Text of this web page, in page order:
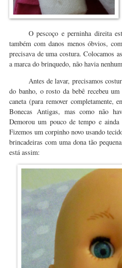
O pescoço e perninha direita
também com danos menos óbvios,
precisava de uma costura. Colocamos
a marca do brinquedo, não havia
Antes de lavar, precisamos
do banho, o rosto da bebê recebeu
caneta (para remover completamente,
Bonecas Antigas, mas como não
Demorou um pouco de tempo e
Fizemos um corpinho novo usando
brincadeiras com uma dona tão
está assim: